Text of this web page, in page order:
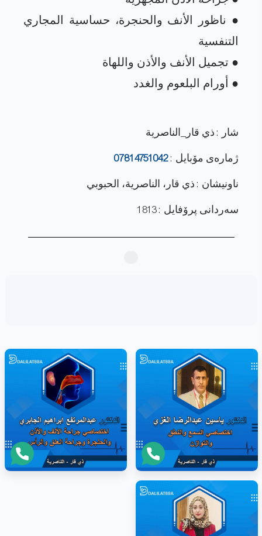
● ناظور الأنف والحنجرة، حساسية المجاري
شار : ذي قار_الناصرية
ژماره‌ی مۆبایل :07814751042
ناونيشان : ذي قار، الناصرية، الحبوبي
سەردانی پرۆفایل : 1813